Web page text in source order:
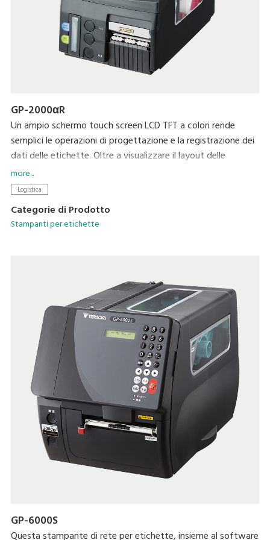
GP-2000αR
Un ampio schermo touch screen LCD TFT a colori rende
semplici le operazioni di progettazione e la registrazione dei
dati delle etichette. Oltre a visualizzare il layout delle
etichette e a controllarne il contenuto sullo schermo, si
riducono gli errori grazie a dei segnali acustici, che avvertono
Una risoluzione di stampa di 12 dot/mm (300 dpi) assicura
una stampa nitida anche per i caratteri più piccoli. Grazie alle
perfettamente all'utilizzo in vari settori dell'industria.
more...
Logistica
Categorie di Prodotto
Stampanti per etichette
GP-6000S
Questa stampante di rete per etichette, insieme al software